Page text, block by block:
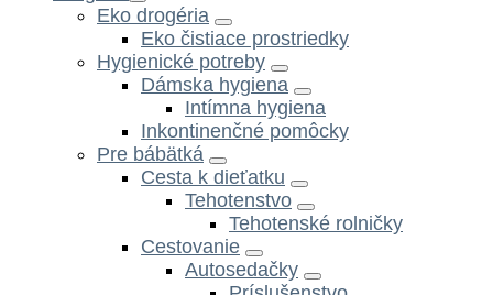
Eko drogéria
Eko čistiace prostriedky
Hygienické potreby
Dámska hygiena
Intímna hygiena
Inkontinenčné pomôcky
Pre bábätká
Cesta k dieťatku
Tehotenstvo
Tehotenské rolničky
Cestovanie
Autosedačky